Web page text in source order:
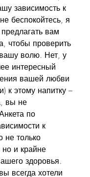
зависимость к
беспокойтесь, я
вам
чтобы проверить
волю. Нет, у
интересный
вашей любви
к этому напитку –
вы не
по
к
не только
но и крайне
здоровья.
всегда хотели